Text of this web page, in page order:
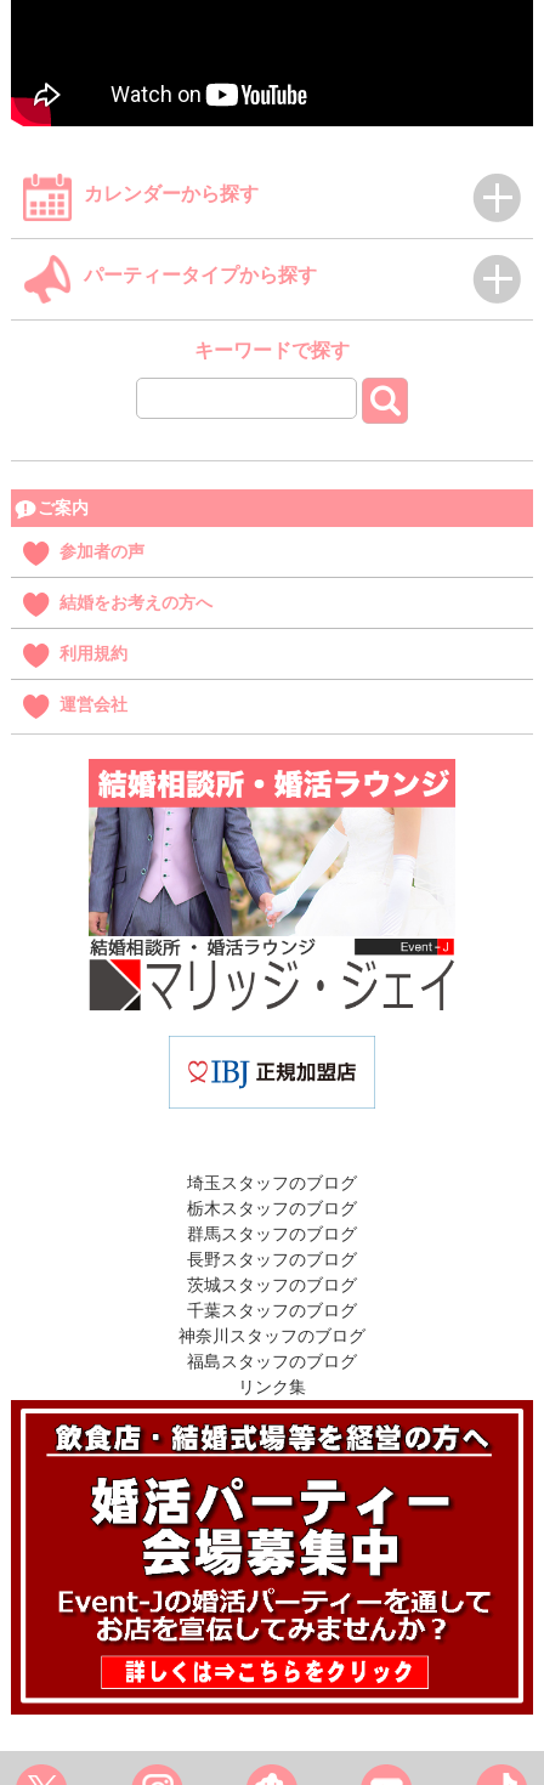
カレンダーから探す
パーティータイプから探す
キーワードで探す
ご案内
参加者の声
結婚をお考えの方へ
利用規約
運営会社
埼玉スタッフのブログ
栃木スタッフのブログ
群馬スタッフのブログ
長野スタッフのブログ
茨城スタッフのブログ
千葉スタッフのブログ
神奈川スタッフのブログ
福島スタッフのブログ
リンク集